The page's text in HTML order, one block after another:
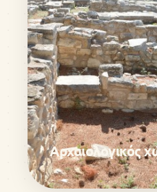
Αρχαιολογικός